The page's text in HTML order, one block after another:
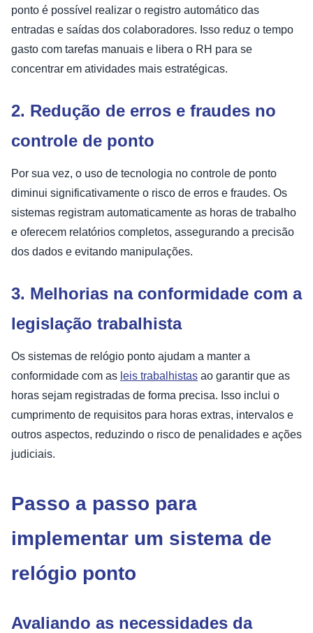
ponto é possível realizar o registro automático das
entradas e saídas dos colaboradores. Isso reduz o tempo
gasto com tarefas manuais e libera o RH para se
concentrar em atividades mais estratégicas.
2. Redução de erros e fraudes no
controle de ponto
Por sua vez, o uso de tecnologia no controle de ponto
diminui significativamente o risco de erros e fraudes. Os
sistemas registram automaticamente as horas de trabalho
e oferecem relatórios completos, assegurando a precisão
dos dados e evitando manipulações.
3. Melhorias na conformidade com a
legislação trabalhista
Os sistemas de relógio ponto ajudam a manter a
conformidade com as leis trabalhistas ao garantir que as
horas sejam registradas de forma precisa. Isso inclui o
cumprimento de requisitos para horas extras, intervalos e
outros aspectos, reduzindo o risco de penalidades e ações
judiciais.
Passo a passo para
implementar um sistema de
relógio ponto
Avaliando as necessidades da